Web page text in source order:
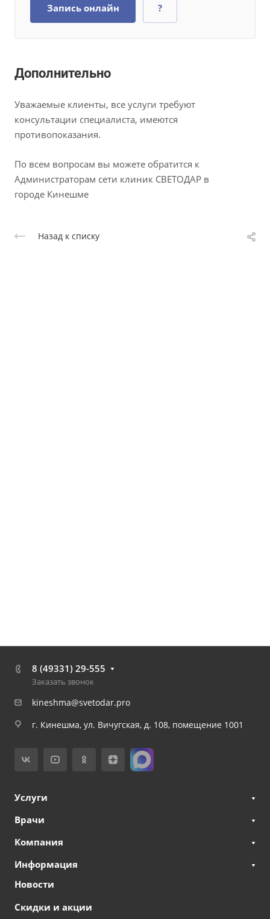
Запись онлайн ?
Дополнительно
Уважаемые клиенты, все услуги требуют
консультации специалиста, имеются
противопоказания.
По всем вопросам вы можете обратится к
Администраторам сети клиник СВЕТОДАР в
городе Кинешме
Назад к списку
8 (49331) 29-555
Заказать звонок
kineshma@svetodar.pro
г. Кинешма, ул. Вичугская, д. 108, помещение 1001
Услуги
Врачи
Компания
Информация
Новости
Скидки и акции